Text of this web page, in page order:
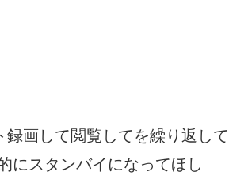
画して閲覧してを繰り返して
にスタンバイになってほし